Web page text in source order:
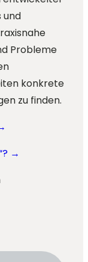
und
Probleme
konkrete
zu finden.
→